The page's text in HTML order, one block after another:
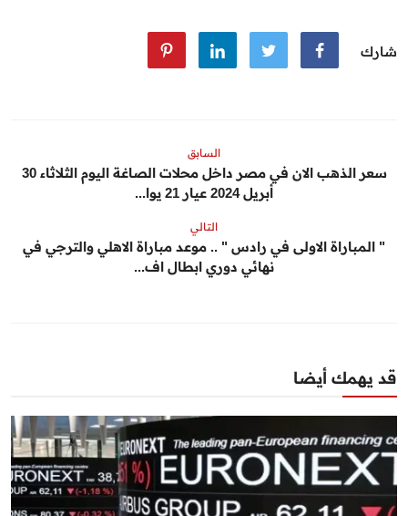
شارك
السابق
سعر الذهب الان في مصر داخل محلات الصاغة اليوم الثلاثاء 30
أبريل 2024 عيار 21 يوا...
التالي
" المباراة الاولى في رادس " .. موعد مباراة الاهلي والترجي في
نهائي دوري ابطال اف...
قد يهمك أيضا